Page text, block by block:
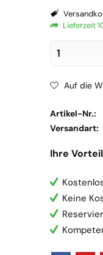
Lieferzeit
Auf die
Artikel-Nr.:
Versandart:
Ihre
Keine